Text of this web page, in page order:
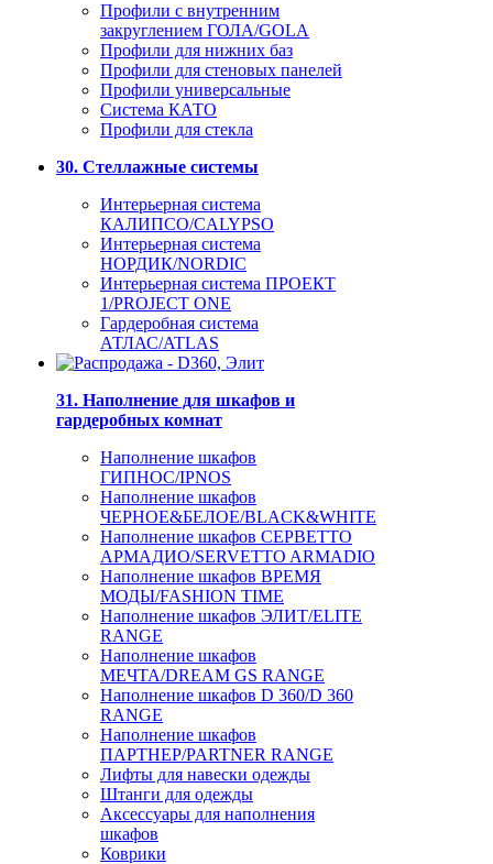
Профили с внутренним
закруглением ГОЛА/GOLA
Профили для нижних баз
Профили для стеновых панелей
Профили универсальные
Система КАТО
Профили для стекла
30. Стеллажные системы
Интерьерная система
КАЛИПСО/CALYPSO
Интерьерная система
НОРДИК/NORDIC
Интерьерная система ПРОЕКТ
1/PROJECT ONE
Гардеробная система
АТЛАС/ATLAS
31. Наполнение для шкафов и
гардеробных комнат
Наполнение шкафов
ГИПНОС/IPNOS
Наполнение шкафов
ЧЕРНОЕ&БЕЛОЕ/BLACK&WHITE
Наполнение шкафов СЕРВЕТТО
АРМАДИО/SERVETTO ARMADIO
Наполнение шкафов ВРЕМЯ
МОДЫ/FASHION TIME
Наполнение шкафов ЭЛИТ/ELITE
RANGE
Наполнение шкафов
МЕЧТА/DREAM GS RANGE
Наполнение шкафов D 360/D 360
RANGE
Наполнение шкафов
ПАРТНЕР/PARTNER RANGE
Лифты для навески одежды
Штанги для одежды
Аксессуары для наполнения
шкафов
Коврики